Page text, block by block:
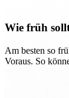
Wie früh
Am besten so
Voraus. So